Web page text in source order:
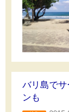
バリ島で
ンも